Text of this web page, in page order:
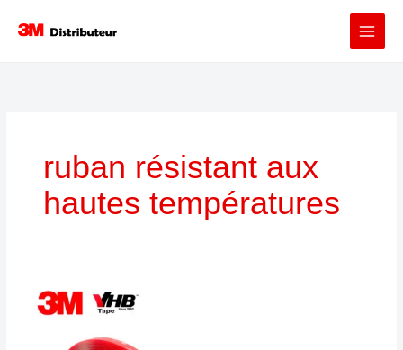
ruban résistant aux
hautes températures
3M™
VHB™